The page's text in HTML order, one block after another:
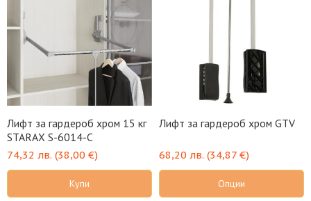
Лифт за гардероб хром 15 кг
STARAX S-6014-C
74,32 лв. (38,00 €)
Купи
Лифт за гардероб хром GTV
68,20 лв. (34,87 €)
Опции